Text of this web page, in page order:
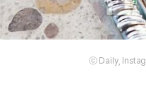
ⓒ Daily,